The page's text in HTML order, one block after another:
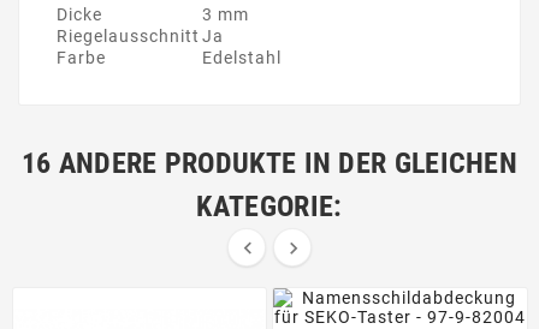
Dicke
3 mm
Riegelausschnitt Ja
Farbe
Edelstahl
16 ANDERE PRODUKTE IN DER GLEICHEN
KATEGORIE:
 